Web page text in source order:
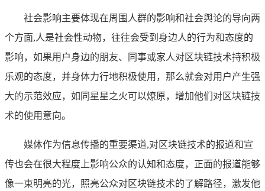
社会影响主要体现在周围人群的影响和社会舆论的导向两
个方面,人是社会性动物，往往会受到身边人的行为和态度的
影响，如果用户身边的朋友、同事或家人对区块链技术持积极
乐观的态度，并身体力行地积极使用，那么就会对用户产生强
大的示范效应，如同星星之火可以燎原，增加他们对区块链技
术的使用意向。
媒体作为信息传播的重要渠道,对区块链技术的报道和宣
传也会在很大程度上影响公众的认知和态度，正面的报道能够
像一束明亮的光，照亮公众对区块链技术的了解路径，激发他